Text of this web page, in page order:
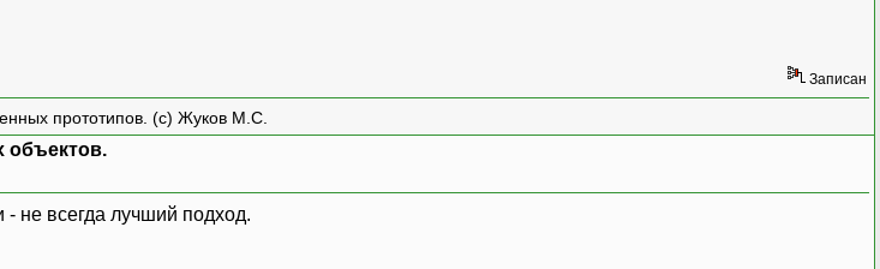
Записан
прототипов. (с) Жуков М.С.
объектов.
- не всегда лучший подход.